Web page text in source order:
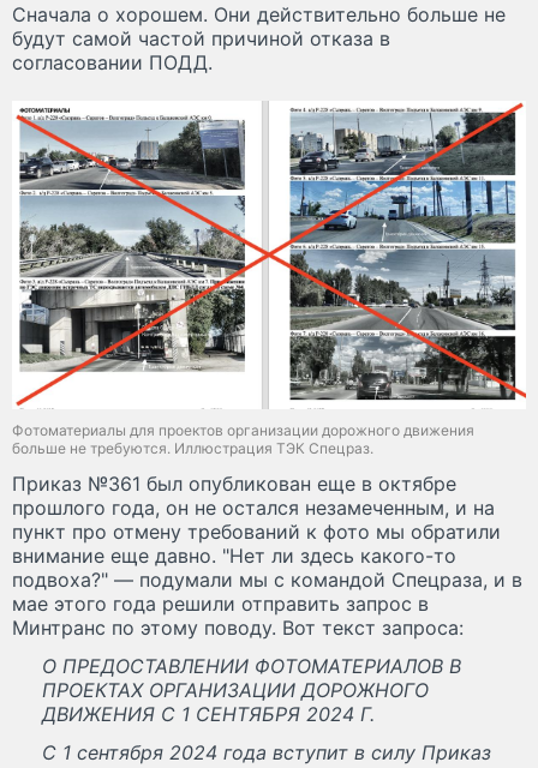
Сначала о хорошем. Они действительно больше не
будут самой частой причиной отказа в
согласовании ПОДД.
Фотоматериалы для проектов организации дорожного движения
больше не требуются. Иллюстрация ТЭК Спецраз.
Приказ №361 был опубликован еще в октябре
прошлого года, он не остался незамеченным, и на
пункт про отмену требований к фото мы обратили
внимание еще давно. "Нет ли здесь какого-то
подвоха?" — подумали мы с командой Спецраза, и в
мае этого года решили отправить запрос в
Минтранс по этому поводу. Вот текст запроса:
О ПРЕДОСТАВЛЕНИИ ФОТОМАТЕРИАЛОВ В
ПРОЕКТАХ ОРГАНИЗАЦИИ ДОРОЖНОГО
ДВИЖЕНИЯ С 1 СЕНТЯБРЯ 2024 Г.
С 1 сентября 2024 года вступит в силу Приказ